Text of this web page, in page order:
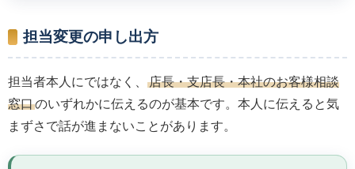
担当変更の申し出方
担当者本人にではなく、
店長・支店長・本社のお客様相談
窓口のいずれかに伝えるのが基本です。本人に伝えると気
まずさで話が進まないことがあります。